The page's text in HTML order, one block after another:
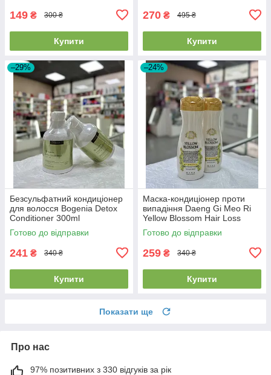
149 ₴ 300 ₴
Купити
270 ₴ 495 ₴
Купити
–29%
Безсульфатний кондиціонер
для волосся Bogenia Detox
Conditioner 300ml
Готово до відправки
241 ₴ 340 ₴
Купити
–24%
Маска-кондиціонер проти
випадіння Daeng Gi Meo Ri
Yellow Blossom Hair Loss
Treatment 300мл
Готово до відправки
259 ₴ 340 ₴
Купити
Показати ще
Про нас
97% позитивних з 330 відгуків за рік